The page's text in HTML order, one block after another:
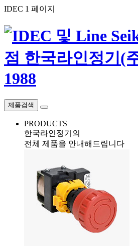
IDEC 1 페이지
제품검색
PRODUCTS
한국라인정기의
전체 제품을 안내해드립니다